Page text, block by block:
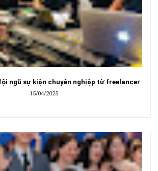
ngũ sự kiện chuyên nghiệp từ freelancer
15/04/2025